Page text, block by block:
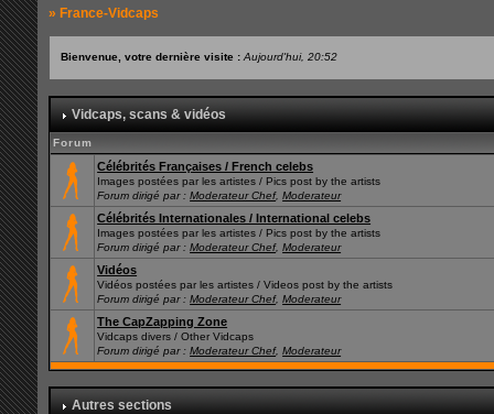
» France-Vidcaps
Bienvenue, votre dernière visite :Aujourd'hui, 20:52
Vidcaps, scans & vidéos
Forum
Célébrités Françaises / French celebs
Images postées par les artistes / Pics post by the artists
Forum dirigé par :Moderateur Chef,Moderateur
Célébrités Internationales / International celebs
Images postées par les artistes / Pics post by the artists
Forum dirigé par :Moderateur Chef,Moderateur
Vidéos
Vidéos postées par les artistes / Videos post by the artists
Forum dirigé par :Moderateur Chef,Moderateur
The CapZapping Zone
Vidcaps divers / Other Vidcaps
Forum dirigé par :Moderateur Chef,Moderateur
Autres sections